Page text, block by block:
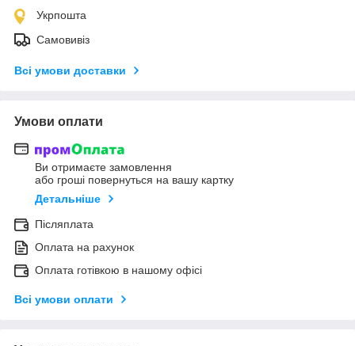
Укрпошта
Самовивіз
Всі умови доставки
Умови оплати
Ви отримаєте замовлення
або гроші повернуться на вашу картку
Детальніше
Післяплата
Оплата на рахунок
Оплата готівкою в нашому офісі
Всі умови оплати